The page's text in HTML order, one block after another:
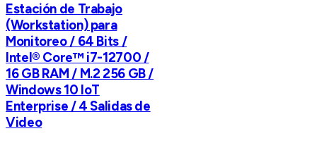
Estación de Trabajo
(Workstation) para
Monitoreo / 64 Bits /
Intel® Core™ i7-12700 /
16 GB RAM / M.2 256 GB /
Windows 10 IoT
Enterprise / 4 Salidas de
Video